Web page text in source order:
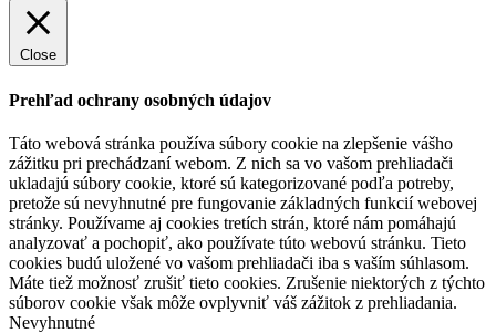
Close
Prehľad ochrany osobných údajov
Táto webová stránka používa súbory cookie na zlepšenie vášho
zážitku pri prechádzaní webom. Z nich sa vo vašom prehliadači
ukladajú súbory cookie, ktoré sú kategorizované podľa potreby,
pretože sú nevyhnutné pre fungovanie základných funkcií webovej
stránky. Používame aj cookies tretích strán, ktoré nám pomáhajú
analyzovať a pochopiť, ako používate túto webovú stránku. Tieto
cookies budú uložené vo vašom prehliadači iba s vaším súhlasom.
Máte tiež možnosť zrušiť tieto cookies. Zrušenie niektorých z týchto
súborov cookie však môže ovplyvniť váš zážitok z prehliadania.
Nevyhnutné